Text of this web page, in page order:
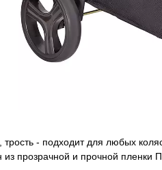
трость - подходит для любых
прозрачной и прочной пленки